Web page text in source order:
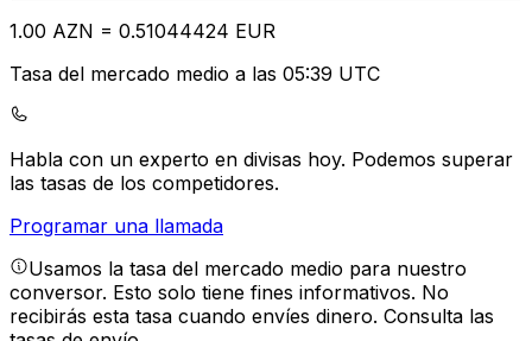
1.00 AZN = 0.51044424 EUR
Tasa del mercado medio a las 05:39 UTC
Habla con un experto en divisas hoy. Podemos superar
las tasas de los competidores.
Programar una llamada
Usamos la tasa del mercado medio para nuestro
conversor. Esto solo tiene fines informativos. No
recibirás esta tasa cuando envíes dinero. Consulta las